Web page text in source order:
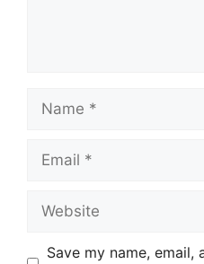
Save my name, email,